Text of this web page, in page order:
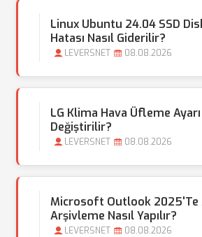
Linux Ubuntu 24.04 SSD
Hatası Nasıl Giderilir?
LEVERSNET 08.08.2026
LG Klima Hava Üfleme Ayarı
Değiştirilir?
LEVERSNET 08.08.2026
Microsoft Outlook 2025'te
Arşivleme Nasıl Yapılır?
LEVERSNET 08.08.2026